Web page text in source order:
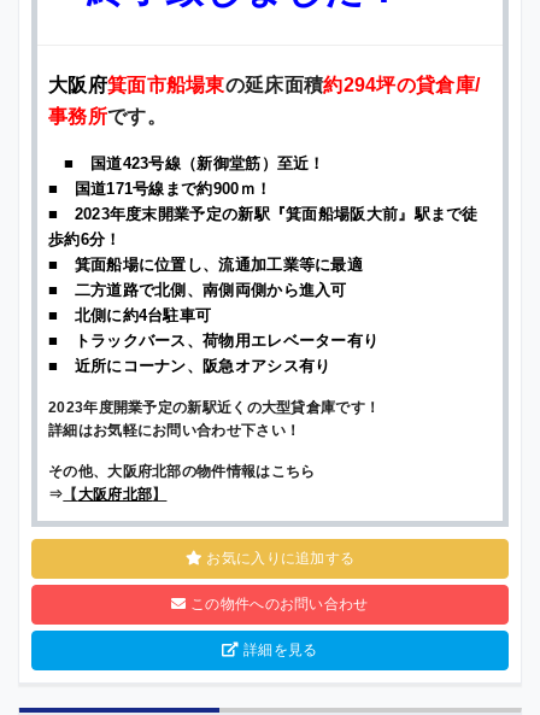
大阪府箕面市船場東の延床面積約294坪の貸倉庫/
事務所です。
■ 国道423号線（新御堂筋）至近！
■ 国道171号線まで約900ｍ！
■ 2023年度末開業予定の新駅『箕面船場阪大前』駅まで徒
歩約6分！
■ 箕面船場に位置し、流通加工業等に最適
■ 二方道路で北側、南側両側から進入可
■ 北側に約4台駐車可
■ トラックバース、荷物用エレベーター有り
■ 近所にコーナン、阪急オアシス有り
2023年度開業予定の新駅近くの大型貸倉庫です！
詳細はお気軽にお問い合わせ下さい！
その他、大阪府北部の物件情報はこちら
⇒ 【大阪府北部】
お気に入りに追加する
この物件へのお問い合わせ
詳細を見る